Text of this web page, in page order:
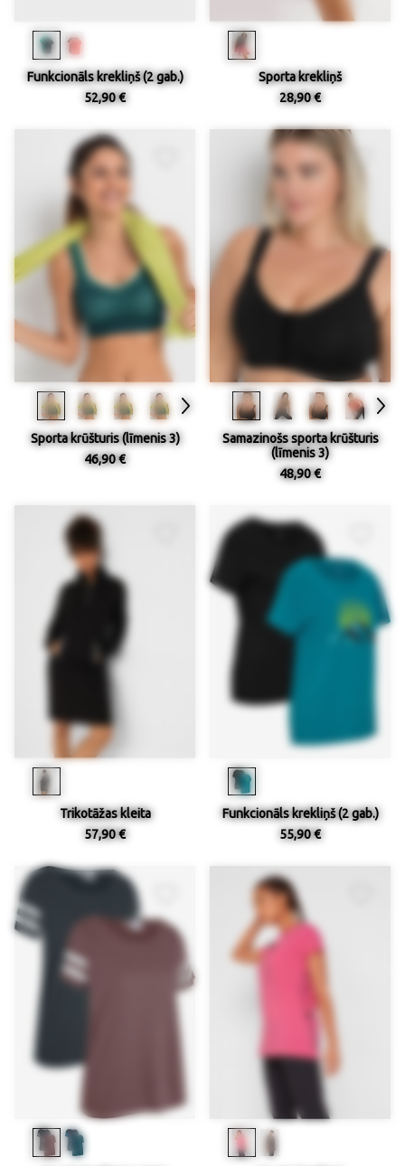
Funkcionāls krekliņš (2 gab.)
52,90 €
Sporta krekliņš
28,90 €
Sporta krūšturis (līmenis 3)
46,90 €
Samazinošs sporta krūšturis
(līmenis 3)
48,90 €
Trikotāžas kleita
57,90 €
Funkcionāls krekliņš (2 gab.)
55,90 €